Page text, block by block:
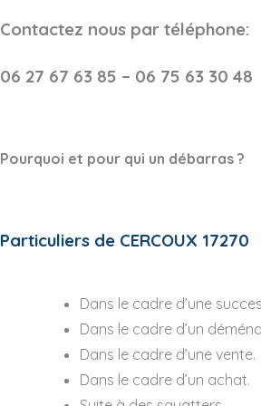
Contactez nous par téléphone:
06 27 67 63 85 – 06 75 63 30 48
Pourquoi et pour qui un débarras ?
Particuliers de CERCOUX 17270
Dans le cadre d’une
Dans le cadre d’un
Dans le cadre d’une vente.
Dans le cadre d’un achat.